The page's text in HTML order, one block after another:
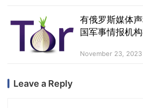
有俄罗斯媒体
国军事情报机
November 23, 2023
Leave a Reply